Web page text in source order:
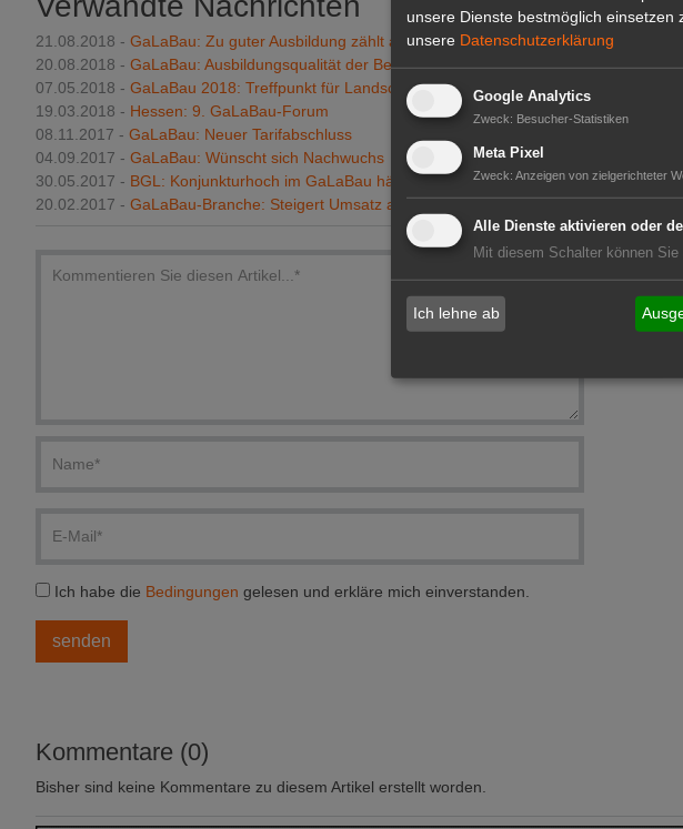
21.08.2018 - GaLaBau: Zu guter Ausbildung zählt auch Förderung des Führerscheins
20.08.2018 - GaLaBau: Ausbildungsqualität der Berufsschulen geht vor Standortnähe
07.05.2018 - GaLaBau 2018: Treffpunkt für Landschaftsarchitekten
19.03.2018 - Hessen: 9. GaLaBau-Forum
08.11.2017 - GaLaBau: Neuer Tarifabschluss
04.09.2017 - GaLaBau: Wünscht sich Nachwuchs
30.05.2017 - BGL: Konjunkturhoch im GaLaBau hält weiter an
20.02.2017 - GaLaBau-Branche: Steigert Umsatz auf rd. 7,5 Mrd. Euro
Ich habe die Bedingungen gelesen und erkläre mich einverstanden.
Kommentare (0)
Bisher sind keine Kommentare zu diesem Artikel erstellt worden.
unsere Dienste bestmöglich einsetzen
unsere Datenschutzerklärung
Google Analytics
Zweck: Besucher-Statistiken
Meta Pixel
Zweck: Anzeigen von zielgerichteter
Alle Dienste aktivieren oder
Mit diesem Schalter können
Ich lehne ab